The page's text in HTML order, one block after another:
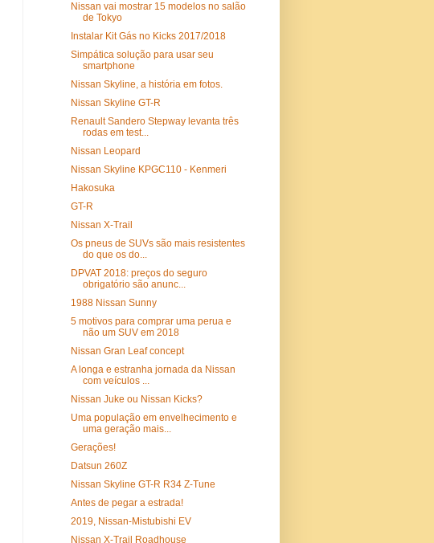
Nissan vai mostrar 15 modelos no salão
de Tokyo
Instalar Kit Gás no Kicks 2017/2018
Simpática solução para usar seu
smartphone
Nissan Skyline, a história em fotos.
Nissan Skyline GT-R
Renault Sandero Stepway levanta três
rodas em test...
Nissan Leopard
Nissan Skyline KPGC110 - Kenmeri
Hakosuka
GT-R
Nissan X-Trail
Os pneus de SUVs são mais resistentes
do que os do...
DPVAT 2018: preços do seguro
obrigatório são anunc...
1988 Nissan Sunny
5 motivos para comprar uma perua e
não um SUV em 2018
Nissan Gran Leaf concept
A longa e estranha jornada da Nissan
com veículos ...
Nissan Juke ou Nissan Kicks?
Uma população em envelhecimento e
uma geração mais...
Gerações!
Datsun 260Z
Nissan Skyline GT-R R34 Z-Tune
Antes de pegar a estrada!
2019, Nissan-Mistubishi EV
Nissan X-Trail Roadhouse